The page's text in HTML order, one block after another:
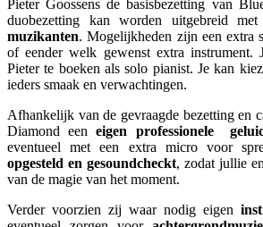
Pieter Goossens de basisbezetting van
duobezetting kan worden uitgebreid
muzikanten. Mogelijkheden zijn een extra
of eender welk gewenst extra instrument.
Pieter te boeken als solo pianist. Je kan
ieders smaak en verwachtingen.
Afhankelijk van de gevraagde bezetting en
Diamond eeneigen professionele
eventueel met een extra micro voor
opgesteld en gesoundcheckt, zodat jullie
van de magie van het moment.
Verder voorzien zij waar nodig eigen